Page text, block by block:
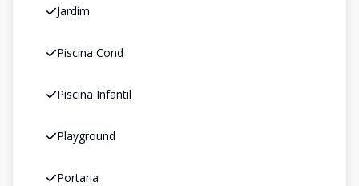
Jardim
Piscina Cond
Piscina Infantil
Playground
Portaria